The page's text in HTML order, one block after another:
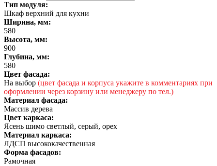
Тип модуля:
Шкаф верхний для кухни
Ширина, мм:
580
Высота, мм:
900
Глубина, мм:
580
Цвет фасада:
На выбор (цвет фасада и корпуса укажите в комментариях при
оформлении через корзину или менеджеру по тел.)
Материал фасада:
Массив дерева
Цвет каркаса:
Ясень шимо светлый, серый, орех
Материал каркаса:
ЛДСП высококачественная
Форма фасадов:
Рамочная